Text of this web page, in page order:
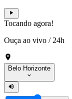
Tocando agora!
Ouça ao vivo / 24h
Belo Horizonte